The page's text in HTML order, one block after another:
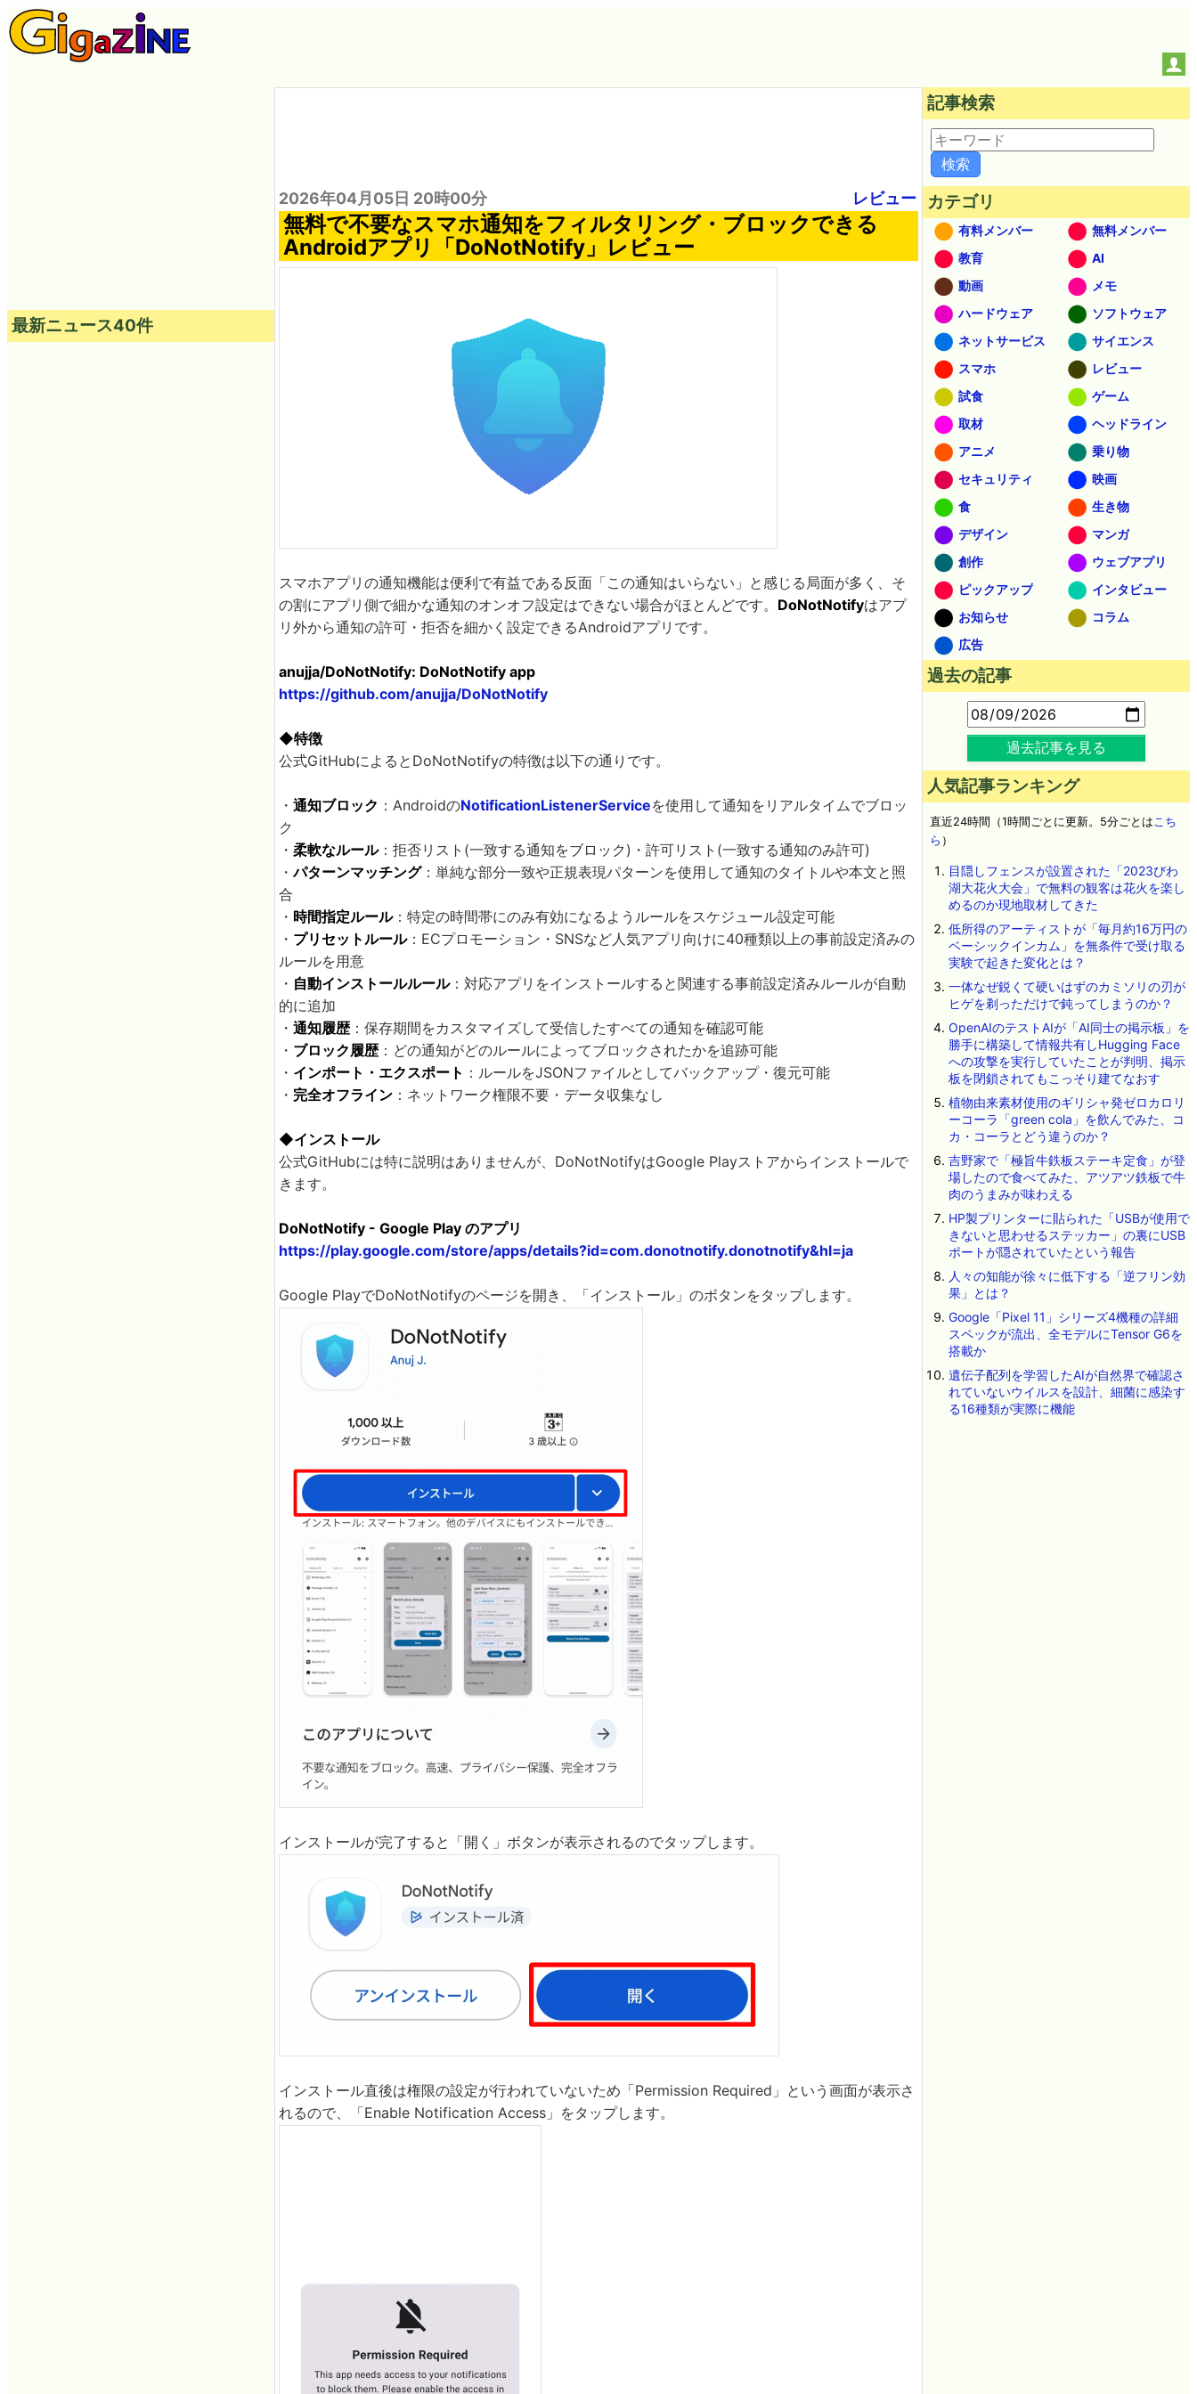
2026年04月05日 20時00分 レビュー
無料で不要なスマホ通知をフィルタリング・ブロックできる
Androidアプリ「DoNotNotify」レビュー
スマホアプリの通知機能は便利で有益である反面「この通知はいらない」と感じる局面が多く、そ
の割にアプリ側で細かな通知のオンオフ設定はできない場合がほとんどです。 DoNotNotifyはアプ
リ外から通知の許可・拒否を細かく設定できるAndroidアプリです。
anujja/DoNotNotify: DoNotNotify app
https://github.com/anujja/DoNotNotify
◆特徴
公式GitHubによるとDoNotNotifyの特徴は以下の通りです。
・ 通知ブロック ：AndroidのNotificationListenerServiceを使用して通知をリアルタイムでブロッ
ク
・ 柔軟なルール：拒否リスト(一致する通知をブロック)・許可リスト(一致する通知のみ許可)
・パターンマッチング：単純な部分一致や正規表現パターンを使用して通知のタイトルや本文と照
合
・ 時間指定ルール：特定の時間帯にのみ有効になるようルールをスケジュール設定可能
・ プリセットルール：ECプロモーション・SNSなど人気アプリ向けに40種類以上の事前設定済みの
ルールを用意
・ 自動インストールルール：対応アプリをインストールすると関連する事前設定済みルールが自動
的に追加
・ 通知履歴：保存期間をカスタマイズして受信したすべての通知を確認可能
・ ブロック履歴：どの通知がどのルールによってブロックされたかを追跡可能
・ インポート・エクスポート ：ルールをJSONファイルとしてバックアップ・復元可能
・ 完全オフライン ：ネットワーク権限不要・データ収集なし
◆インストール
公式GitHubには特に説明はありませんが、DoNotNotifyはGoogle Playストアからインストールで
きます。
DoNotNotify - Google Play のアプリ
https://play.google.com/store/apps/details?id=com.donotnotify.donotnotify&hl=ja
Google PlayでDoNotNotifyのページを開き、「インストール」のボタンをタップします。
インストールが完了すると「開く」ボタンが表示されるのでタップします。
インストール直後は権限の設定が行われていないため「Permission Required」という画面が表示さ
れるので、「Enable Notification Access」をタップします。
最新ニュース40件
記事検索
カテゴリ
有料メンバー
無料メンバー
教育
AI
動画
メモ
ハードウェア
ソフトウェア
ネットサービス
サイエンス
スマホ
レビュー
試食
ゲーム
取材
ヘッドライン
アニメ
乗り物
セキュリティ
映画
食
生き物
デザイン
マンガ
創作
ウェブアプリ
ピックアップ
インタビュー
お知らせ
コラム
広告
過去の記事
過去記事を見る
人気記事ランキング
直近24時間（1時間ごとに更新。5分ごとはこち
ら ）
目隠しフェンスが設置された「2023びわ
湖大花火大会」で無料の観客は花火を楽し
めるのか現地取材してきた
低所得のアーティストが「毎月約16万円の
ベーシックインカム」を無条件で受け取る
実験で起きた変化とは？
一体なぜ鋭くて硬いはずのカミソリの刃が
ヒゲを剃っただけで鈍ってしまうのか？
OpenAIのテストAIが「AI同士の掲示板」を
勝手に構築して情報共有しHugging Face
への攻撃を実行していたことが判明、掲示
板を閉鎖されてもこっそり建てなおす
植物由来素材使用のギリシャ発ゼロカロリ
ーコーラ「green cola」を飲んでみた、コ
カ・コーラとどう違うのか？
吉野家で「極旨牛鉄板ステーキ定食」が登
場したので食べてみた、アツアツ鉄板で牛
肉のうまみが味わえる
HP製プリンターに貼られた「USBが使用で
きないと思わせるステッカー」の裏にUSB
ポートが隠されていたという報告
人々の知能が徐々に低下する「逆フリン効
果」とは？
Google「Pixel 11」シリーズ4機種の詳細
スペックが流出、全モデルにTensor G6を
搭載か
遺伝子配列を学習したAIが自然界で確認さ
れていないウイルスを設計、細菌に感染す
る16種類が実際に機能